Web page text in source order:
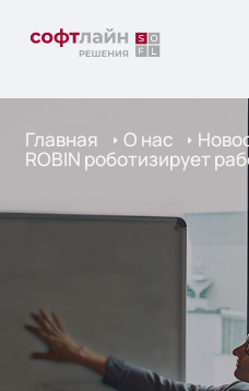
Главная О нас
ROBIN роботизирует